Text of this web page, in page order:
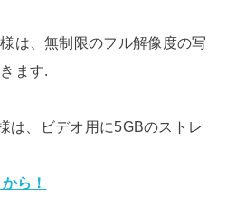
は、無制限のフル解像度の写
ます.
は、ビデオ用に5GBのストレ
ら！